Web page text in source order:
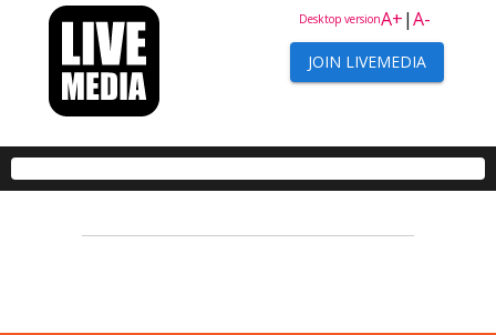
A+|A-
Desktop version
JOIN LIVEMEDIA